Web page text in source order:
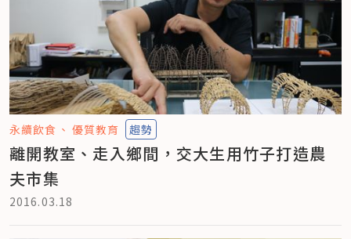
永續飲食 優質教育 趨勢
離開教室、走入鄉間，交大生用竹子打造農
夫市集
2016.03.18